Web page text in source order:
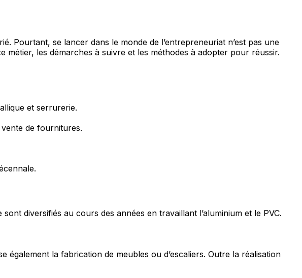
Pourtant, se lancer dans le monde de l’entrepreneuriat n’est pas une
les démarches à suivre et les méthodes à adopter pour réussir.
et serrurerie.
de fournitures.
diversifiés au cours des années en travaillant l’aluminium et le PVC.
la fabrication de meubles ou d’escaliers. Outre la réalisation